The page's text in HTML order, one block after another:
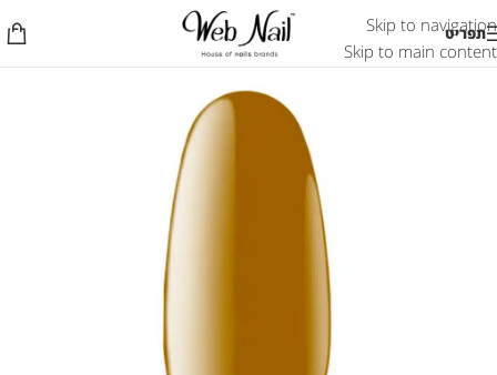
Skip to navigation
Skip to main content
תפריט
אזל המלאי